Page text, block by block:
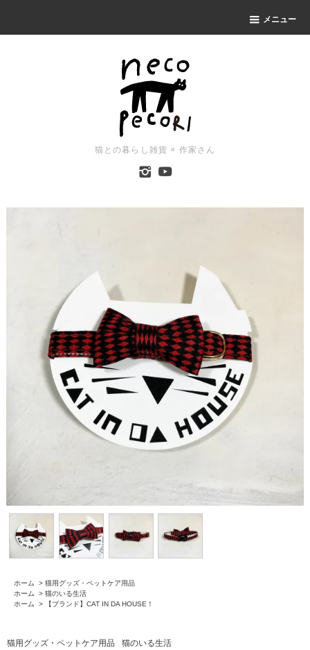
メニュー
猫との暮らし雑貨 × 作家さん
ホーム > 猫用グッズ・ペットケア用品
ホーム
> 猫のいる生活
ホーム
> 【ブランド】CAT IN DA HOUSE！
猫用グッズ・ペットケア用品
猫のいる生活